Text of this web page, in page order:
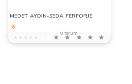
MEDET AYDIN-SEDA FERFORJE
★★★★★
★★★★★
0 Yorum